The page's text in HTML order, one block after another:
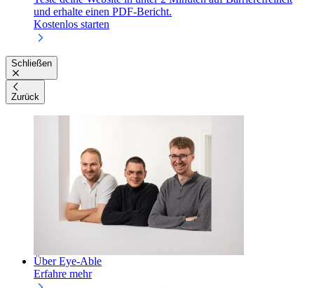
und erhalte einen PDF-Bericht.
Kostenlos starten
Schließen
Zurück
Über Eye-Able
Erfahre mehr